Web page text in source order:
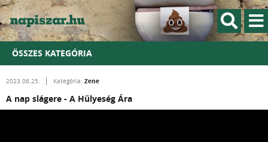
ÖSSZES KATEGÓRIA
2023.06.25. Kategória: Zene
A nap slágere - A Hülyeség Ára